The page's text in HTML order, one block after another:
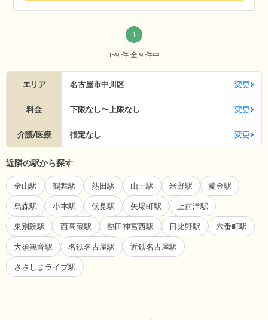
1
1~9 件 全 9 件中
エリア 名古屋市中川区 変更
料金 下限なし〜上限なし 変更
介護/医療 指定なし 変更
近隣の駅から探す
金山駅 鶴舞駅 熱田駅 山王駅 米野駅 黄金駅
烏森駅 小本駅 伏見駅 矢場町駅 上前津駅
東別院駅 西高蔵駅 熱田神宮西駅 日比野駅 六番町駅
大須観音駅 名鉄名古屋駅 近鉄名古屋駅
ささしまライブ駅